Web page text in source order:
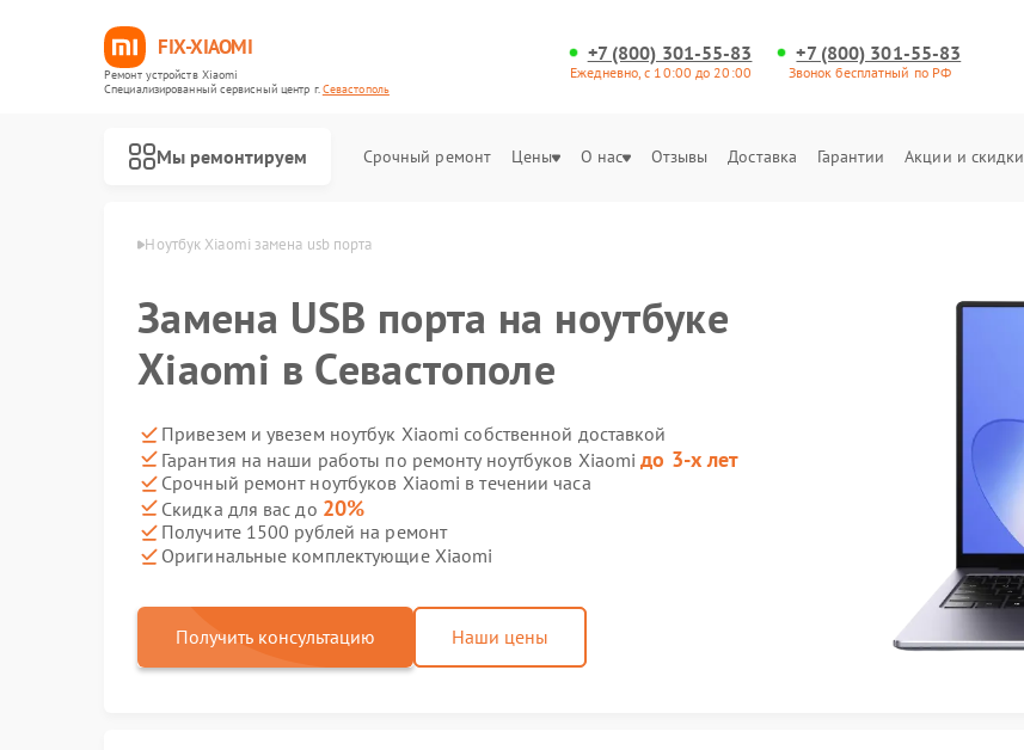
FIX-XIAOMI
Ремонт устройств Xiaomi
Специализированный cервисный центр г.Севастополь
+7 (800) 301-55-83
Ежедневно, с 10:00 до 20:00
+7 (800) 301-55-83
Звонок бесплатный по РФ
Мы ремонтируем Срочный ремонт Цены О нас Отзывы Доставка Гарантии Акции и скидки
в Севастополе Ноутбук Xiaomi замена usb порта
Замена USB порта на ноутбуке
Xiaomi в Севастополе
Привезем и увезем ноутбук Xiaomi собственной доставкой
Гарантия на наши работы по ремонту ноутбуков Xiaomiдо 3-х лет
Срочный ремонт ноутбуков Xiaomi в течении часа
Скидка для вас до 20%
Получите 1500 рублей на ремонт
Оригинальные комплектующие Xiaomi
Получить консультацию Наши цены